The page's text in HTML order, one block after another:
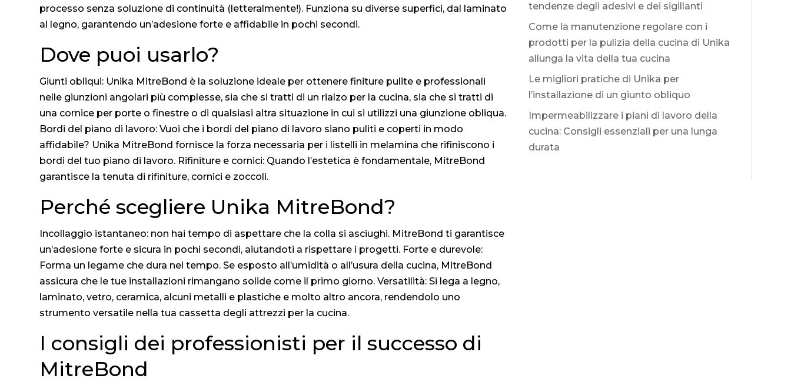
processo senza soluzione di continuità (letteralmente!). Funziona su diverse superfici, dal laminato
al legno, garantendo un’adesione forte e affidabile in pochi secondi.
Dove puoi usarlo?
Giunti obliqui: Unika MitreBond è la soluzione ideale per ottenere finiture pulite e professionali
nelle giunzioni angolari più complesse, sia che si tratti di un rialzo per la cucina, sia che si tratti di
una cornice per porte o finestre o di qualsiasi altra situazione in cui si utilizzi una giunzione obliqua.
Bordi del piano di lavoro: Vuoi che i bordi del piano di lavoro siano puliti e coperti in modo
affidabile? Unika MitreBond fornisce la forza necessaria per i listelli in melamina che rifiniscono i
bordi del tuo piano di lavoro. Rifiniture e cornici: Quando l’estetica è fondamentale, MitreBond
garantisce la tenuta di rifiniture, cornici e zoccoli.
Perché scegliere Unika MitreBond?
Incollaggio istantaneo: non hai tempo di aspettare che la colla si asciughi. MitreBond ti garantisce
un’adesione forte e sicura in pochi secondi, aiutandoti a rispettare i progetti. Forte e durevole:
Forma un legame che dura nel tempo. Se esposto all’umidità o all’usura della cucina, MitreBond
assicura che le tue installazioni rimangano solide come il primo giorno. Versatilità: Si lega a legno,
laminato, vetro, ceramica, alcuni metalli e plastiche e molto altro ancora, rendendolo uno
strumento versatile nella tua cassetta degli attrezzi per la cucina.
I consigli dei professionisti per il successo di
MitreBond
tendenze degli adesivi e dei sigillanti
Come la manutenzione regolare con i
prodotti per la pulizia della cucina di Unika
allunga la vita della tua cucina
Le migliori pratiche di Unika per
l’installazione di un giunto obliquo
Impermeabilizzare i piani di lavoro della
cucina: Consigli essenziali per una lunga
durata